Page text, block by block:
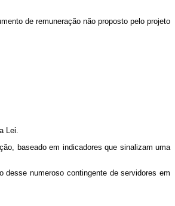
de remuneração não proposto pelo projeto
Lei.
baseado em indicadores que sinalizam uma
desse numeroso contingente de servidores em